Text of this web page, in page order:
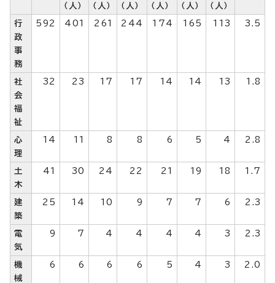
（人）
（人）
（人）
（人）
（人）
（人）
行
政
事
務
592 401 261 244 174 165 113 3.5
社
会
福
祉
32 23 17 17 14 14 13 1.8
心
理
14 11 8 8 6 5 4 2.8
土
木
41 30 24 22 21 19 18 1.7
建
築
25 14 10 9 7 7 6 2.3
電
気
9 7 4 4 4 4 3 2.3
機
械
6 6 6 6 5 4 3 2.0